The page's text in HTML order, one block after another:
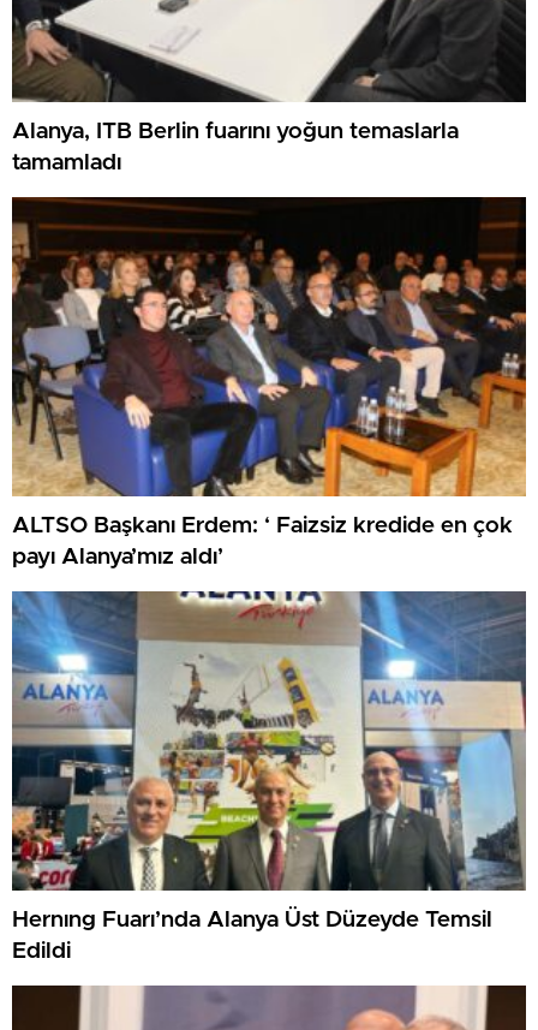
Alanya, ITB Berlin fuarını yoğun temaslarla
tamamladı
ALTSO Başkanı Erdem: ‘ Faizsiz kredide en çok
payı Alanya’mız aldı’
Hernıng Fuarı’nda Alanya Üst Düzeyde Temsil
Edildi